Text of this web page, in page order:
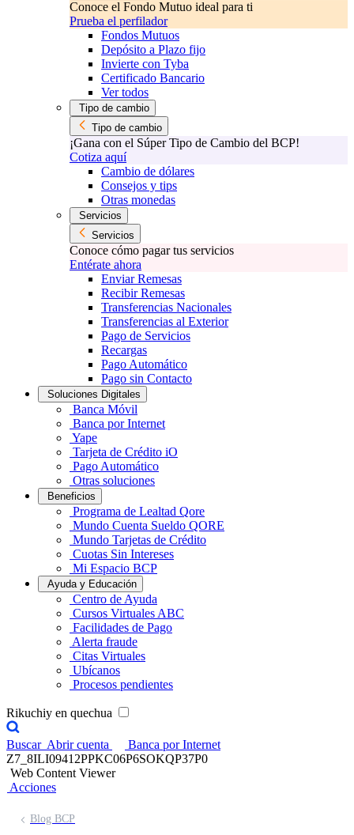
Conoce el Fondo Mutuo ideal para ti
Prueba el perfilador
Fondos Mutuos
Depósito a Plazo fijo
Invierte con Tyba
Certificado Bancario
Ver todos
Tipo de cambio
Tipo de cambio
¡Gana con el Súper Tipo de Cambio del BCP!
Cotiza aquí
Cambio de dólares
Consejos y tips
Otras monedas
Servicios
Servicios
Conoce cómo pagar tus servicios
Entérate ahora
Enviar Remesas
Recibir Remesas
Transferencias Nacionales
Transferencias al Exterior
Pago de Servicios
Recargas
Pago Automático
Pago sin Contacto
Soluciones Digitales
Banca Móvil
Banca por Internet
Yape
Tarjeta de Crédito iO
Pago Automático
Otras soluciones
Beneficios
Programa de Lealtad Qore
Mundo Cuenta Sueldo QORE
Mundo Tarjetas de Crédito
Cuotas Sin Intereses
Mi Espacio BCP
Ayuda y Educación
Centro de Ayuda
Cursos Virtuales ABC
Facilidades de Pago
Alerta fraude
Citas Virtuales
Ubícanos
Procesos pendientes
Rikuchiy en quechua
Buscar Abrir cuenta
Banca por Internet
Z7_8ILI09412PPKC06P6SOKQP37P0
Web Content Viewer
Acciones
Blog BCP